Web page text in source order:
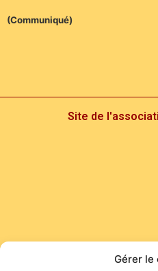
Gérer le
(Communiqué)
Site de